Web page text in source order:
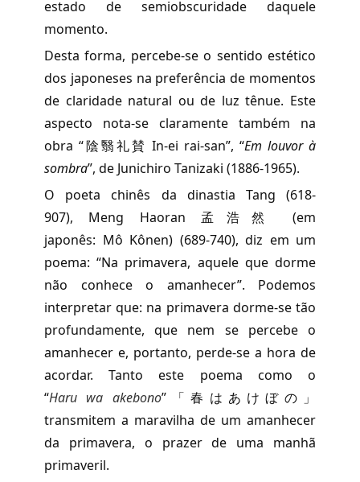
estado de semiobscuridade daquele
momento.
Desta forma, percebe-se o sentido estético
dos japoneses na preferência de momentos
de claridade natural ou de luz tênue. Este
aspecto nota-se claramente também na
obra “陰翳礼賛 In-ei rai-san”, “Em louvor à
sombra”, de Junichiro Tanizaki (1886-1965).
O poeta chinês da dinastia Tang (618-
907), Meng Haoran 孟浩然 (em
japonês: Mô Kônen) (689-740), diz em um
poema: “Na primavera, aquele que dorme
não conhece o amanhecer”. Podemos
interpretar que: na primavera dorme-se tão
profundamente, que nem se percebe o
amanhecer e, portanto, perde-se a hora de
acordar. Tanto este poema como o
“Haru wa akebono”「春はあけぼの」
transmitem a maravilha de um amanhecer
da primavera, o prazer de uma manhã
primaveril.